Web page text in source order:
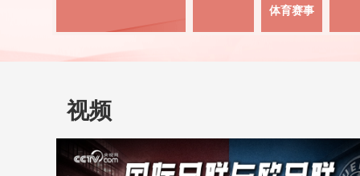
体育赛事
视频